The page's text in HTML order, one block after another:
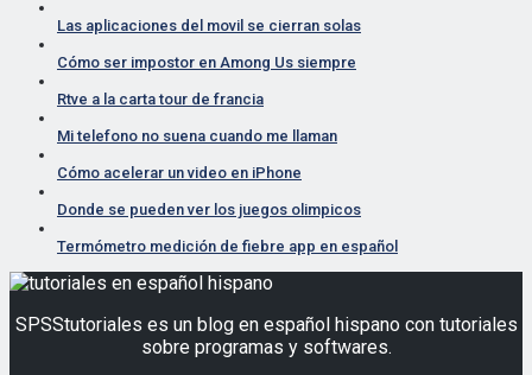
Las aplicaciones del movil se cierran solas
Cómo ser impostor en Among Us siempre
Rtve a la carta tour de francia
Mi telefono no suena cuando me llaman
Cómo acelerar un video en iPhone
Donde se pueden ver los juegos olimpicos
Termómetro medición de fiebre app en español
SPSStutoriales es un blog en español hispano con tutoriales
sobre programas y softwares.